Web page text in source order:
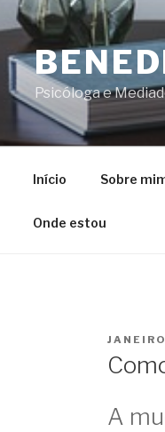
Psicóloga e
Início Sobre
Onde estou
EM
A